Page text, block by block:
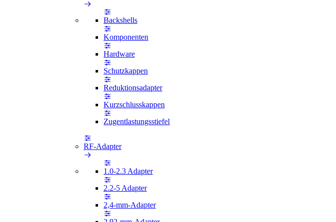
Backshells
Komponenten
Hardware
Schutzkappen
Reduktionsadapter
Kurzschlusskappen
Zugentlastungsstiefel
RF-Adapter
1.0-2.3 Adapter
2.2-5 Adapter
2,4-mm-Adapter